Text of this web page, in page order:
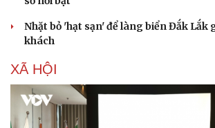
Nhặt bỏ 'hạt sạn' để làng biển Đắk Lắk
khách
XÃ HỘI